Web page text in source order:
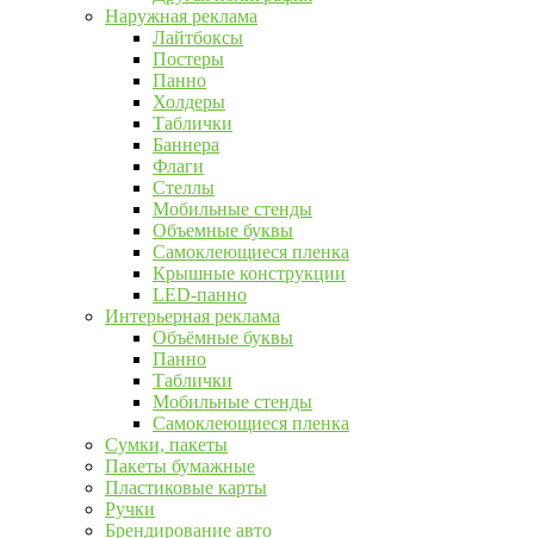
Наружная реклама
Лайтбоксы
Постеры
Панно
Холдеры
Таблички
Баннера
Флаги
Стеллы
Мобильные стенды
Объемные буквы
Самоклеющиеся пленка
Крышные конструкции
LED-панно
Интерьерная реклама
Объёмные буквы
Панно
Таблички
Мобильные стенды
Самоклеющиеся пленка
Сумки, пакеты
Пакеты бумажные
Пластиковые карты
Ручки
Брендирование авто